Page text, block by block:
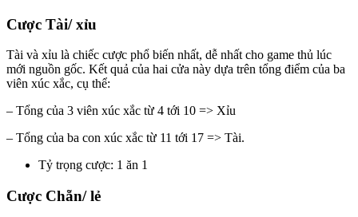
Cược Tài/ xỉu
Tài và xỉu là chiếc cược phổ biến nhất, dễ nhất cho game thủ lúc
mới nguồn gốc. Kết quả của hai cửa này dựa trên tổng điểm của ba
viên xúc xắc, cụ thể:
– Tổng của 3 viên xúc xắc từ 4 tới 10 => Xỉu
– Tổng của ba con xúc xắc từ 11 tới 17 => Tài.
Tỷ trọng cược: 1 ăn 1
Cược Chẵn/ lẻ